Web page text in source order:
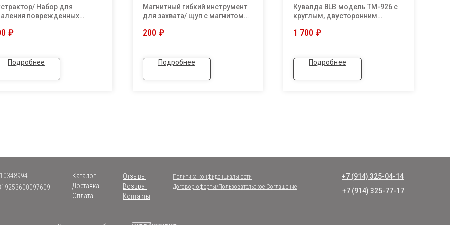
Набор для
поврежденных
₽
Подробнее
Магнитный гибкий инструмент
для захвата/ щуп с магнитом
вещей
200 ₽
Подробнее
Кувалда 8LB модель ТМ-926 с
круглым, двусторонним
фиберглассовой ручкой
1 700 ₽
Подробнее
Каталог
Возврат
Отзывы
Оплата Контакты
Доставка
Политика конфиденциальности
Договор оферты/Пользовательское Соглашение
+7 (914) 325-04-14
+7 (914) 325-77-17